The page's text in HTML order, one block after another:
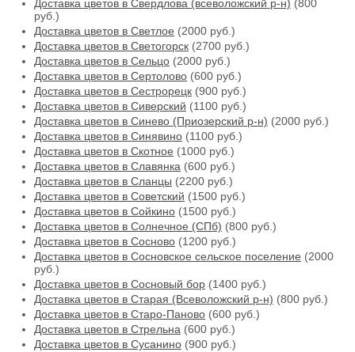
Доставка цветов в Свердлова (всеволожский р-н) (800
руб.)
Доставка цветов в Светлое (2000 руб.)
Доставка цветов в Светогорск (2700 руб.)
Доставка цветов в Сельцо (2000 руб.)
Доставка цветов в Сертолово (600 руб.)
Доставка цветов в Сестрорецк (900 руб.)
Доставка цветов в Сиверский (1100 руб.)
Доставка цветов в Синево (Приозерский р-н) (2000 руб.)
Доставка цветов в Синявино (1100 руб.)
Доставка цветов в Скотное (1000 руб.)
Доставка цветов в Славянка (600 руб.)
Доставка цветов в Сланцы (2200 руб.)
Доставка цветов в Советский (1500 руб.)
Доставка цветов в Сойкино (1500 руб.)
Доставка цветов в Солнечное (СПб) (800 руб.)
Доставка цветов в Сосново (1200 руб.)
Доставка цветов в Сосновское сельское поселение (2000
руб.)
Доставка цветов в Сосновый бор (1400 руб.)
Доставка цветов в Старая (Всеволожский р-н) (800 руб.)
Доставка цветов в Старо-Паново (600 руб.)
Доставка цветов в Стрельна (600 руб.)
Доставка цветов в Сусанино (900 руб.)